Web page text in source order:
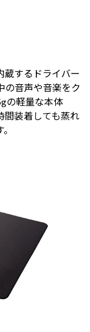
蔵するドライバー
の音声や音楽をク
の軽量な本体
間装着しても蒸れ